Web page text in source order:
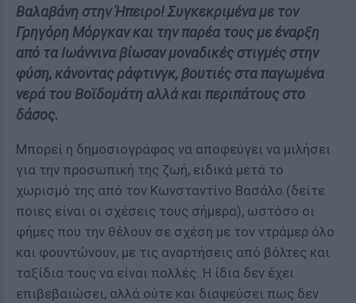
Βαλαβάνη στην Ήπειρο! Συγκεκριμένα με τον
Γρηγόρη Μόργκαν και την παρέα τους με έναρξη
από τα Ιωάννινα βίωσαν μοναδικές στιγμές στην
φύση, κάνοντας ράφτινγκ, βουτιές στα παγωμένα
νερά του Βοϊδομάτη αλλά και περιπάτους στο
δάσος.
Μπορεί η δημοσιογράφος να αποφεύγει να μιλήσει
για την προσωπική της ζωή, ειδικά μετά το
χωρισμό της από τον Κωνσταντίνο Βασάλο (δείτε
ποιες είναι οι σχέσεις τους σήμερα), ωστόσο οι
φήμες που την θέλουν σε σχέση με τον ντράμερ όλο
και φουντώνουν, με τις αναρτήσεις από βόλτες και
ταξίδια τους να είναι πολλές. Η ίδια δεν έχει
επιβεβαιώσει, αλλά ούτε και διαψεύσει πως δεν